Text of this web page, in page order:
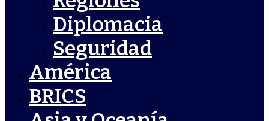
Diplomacia
Seguridad
América
BRICS